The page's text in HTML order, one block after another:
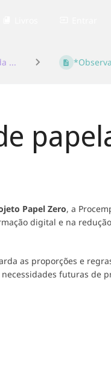
...
Papel Zero, a
digital e na
as proporções e
futuras de